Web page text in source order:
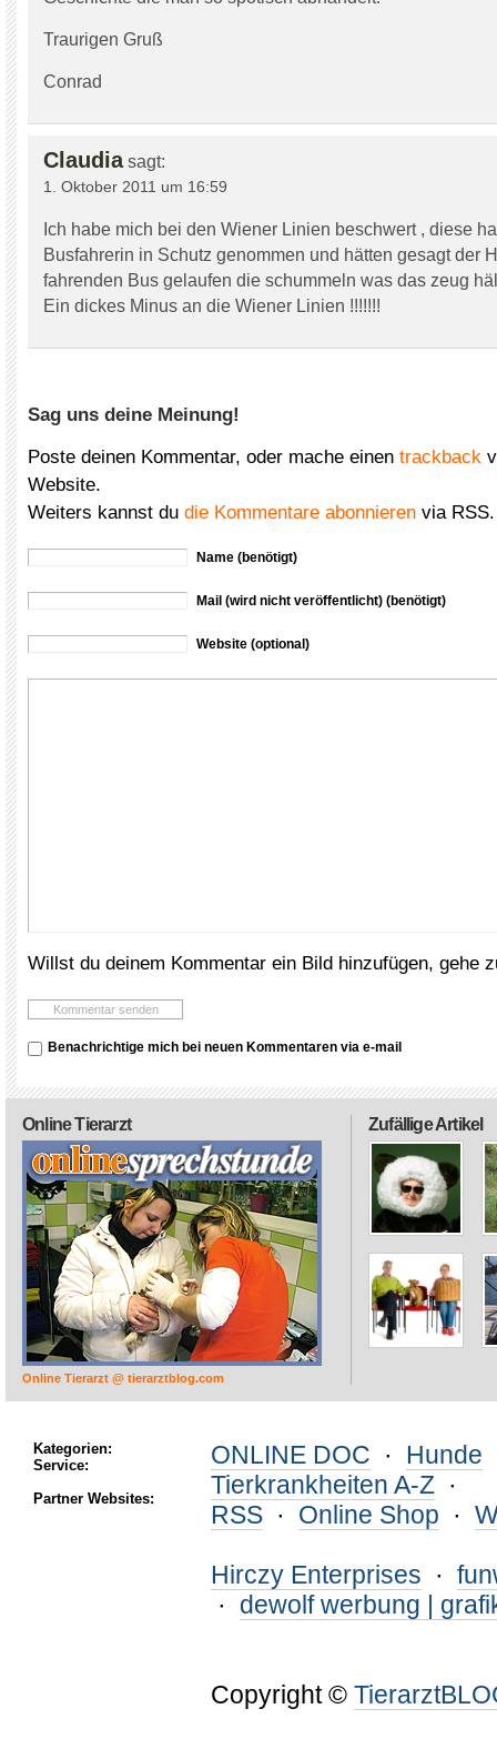
Traurigen Gruß
Conrad
Claudia sagt:
1. Oktober 2011 um 16:59
Ich habe mich bei den Wiener Linien beschwert , diese
Busfahrerin in Schutz genommen und hätten gesagt der
fahrenden Bus gelaufen die schummeln was das zeug
Ein dickes Minus an die Wiener Linien !!!!!!!
Sag uns deine Meinung!
Poste deinen Kommentar, oder mache einen trackback
Website.
Weiters kannst du die Kommentare abonnieren via RSS.
Name (benötigt)
Mail (wird nicht veröffentlicht) (benötigt)
Website (optional)
Willst du deinem Kommentar ein Bild hinzufügen, gehe
Benachrichtige mich bei neuen Kommentaren via e-mail
Zufällige Artikel
Online Tierarzt
Online Tierarzt @ tierarztblog.com
Kategorien:
Service:
Partner Websites:
ONLINE DOC · Hunde
Tierkrankheiten A-Z ·
RSS · Online Shop ·
Hirczy Enterprises ·
· dewolf werbung |
Copyright ©